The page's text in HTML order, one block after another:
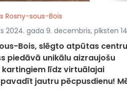
Rosny-sous-Bois
2024. gada 9. decembris, plksten
Bois, slēgto atpūtas
piedāvā unikālu aizraujošu
kartingiem līdz virtuālajai
jautru pēcpusdienu!